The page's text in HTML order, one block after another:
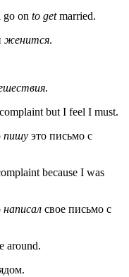
go on to getmarried.
женится.
.
but I feel I must.
пишу это письмо с
because I was
написал свое письмо с
around.